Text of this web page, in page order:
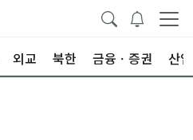
외교 북한 금융ㆍ증권 산업